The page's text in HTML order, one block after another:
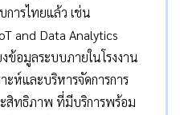
การไทยแล้ว เช่น
and Data Analytics
อมูลระบบภายในโรงงาน
ะห์และบริหารจัดการการ
ะสิทธิภาพ ที่มีบริการพร้อม